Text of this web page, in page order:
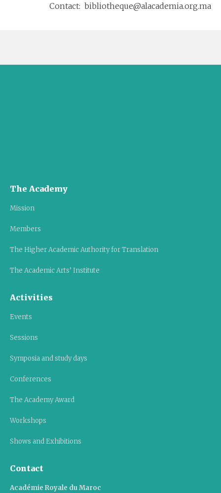
Contact: bibliotheque@alacademia.org.ma
The Academy
Mission
Members
The Higher Academic Authority for Translation
The Academic Arts’ Institute
Activities
Events
Sessions
Symposia and study days
Conferences
The Academy Award
Workshops
Shows and Exhibitions
Contact
Académie Royale du Maroc